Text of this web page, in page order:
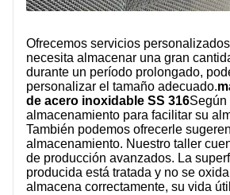
Ofrecemos servicios
necesita almacenar una gran
durante un período prolongado,
personalizar el tamaño adecuado.
de acero inoxidable SS 316Según
almacenamiento para facilitar su
También podemos ofrecerle
almacenamiento. Nuestro taller
de producción avanzados. La
producida está tratada y no se
almacena correctamente, su vida